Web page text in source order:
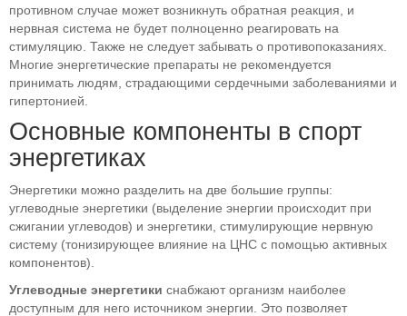
противном случае может возникнуть обратная реакция, и
нервная система не будет полноценно реагировать на
стимуляцию. Также не следует забывать о противопоказаниях.
Многие энергетические препараты не рекомендуется
принимать людям, страдающими сердечными заболеваниями и
гипертонией.
Основные компоненты в спорт
энергетиках
Энергетики можно разделить на две большие группы:
углеводные энергетики (выделение энергии происходит при
сжигании углеводов) и энергетики, стимулирующие нервную
систему (тонизирующее влияние на ЦНС с помощью активных
компонентов).
Углеводные энергетики снабжают организм наиболее
доступным для него источником энергии. Это позволяет